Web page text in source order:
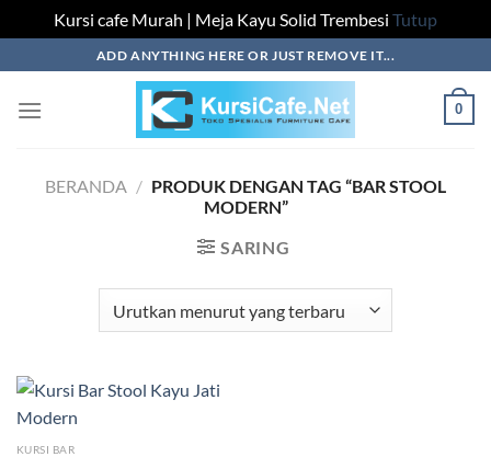
Kursi cafe Murah | Meja Kayu Solid Trembesi Tutup
to
content
ADD ANYTHING HERE OR JUST REMOVE IT...
0
BERANDA / PRODUK DENGAN TAG “BAR STOOL
MODERN”
SARING
KURSI BAR